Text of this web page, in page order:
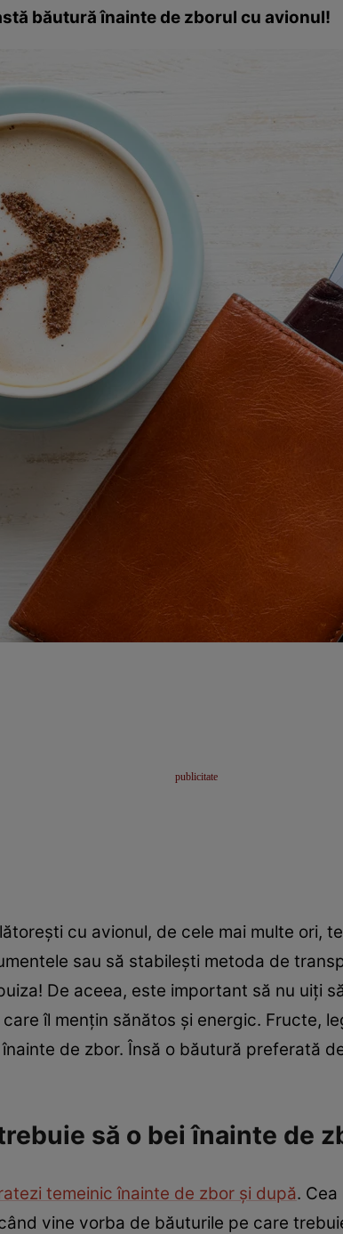
băutură înainte de zborul cu avionul!
cu avionul, de cele mai multe ori,
sau să stabilești metoda de
De aceea, este important să nu uiți
care îl mențin sănătos și energic. Fructe,
de zbor. Însă o băutură preferată
să o bei înainte de
temeinic înainte de zbor și după.
vine vorba de băuturile pe care